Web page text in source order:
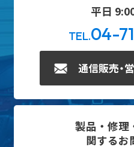
平日
TEL.04-
通信販売・
製品・修理
関するお